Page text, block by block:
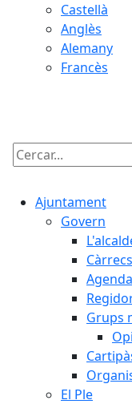
Castellà
Anglès
Alemany
Francès
Cercar:
Ajuntament
Govern
Grups
El Ple